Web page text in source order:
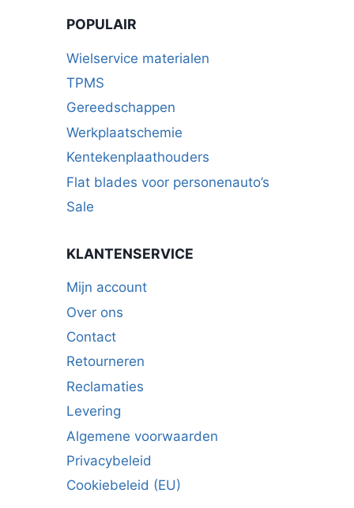
POPULAIR
Wielservice materialen
TPMS
Gereedschappen
Werkplaatschemie
Kentekenplaathouders
Flat blades voor personenauto’s
Sale
KLANTENSERVICE
Mijn account
Over ons
Contact
Retourneren
Reclamaties
Levering
Algemene voorwaarden
Privacybeleid
Cookiebeleid (EU)